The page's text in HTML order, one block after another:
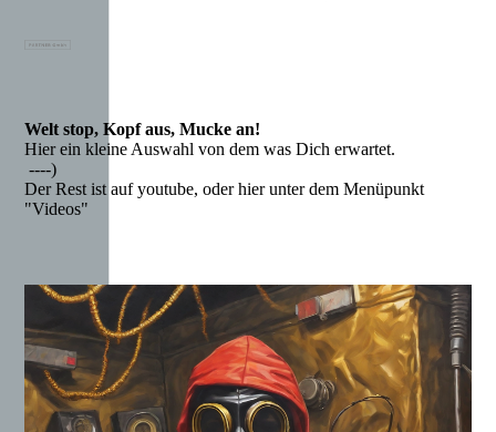
Welt stop, Kopf aus, Mucke an!
Hier ein kleine Auswahl von dem was Dich erwartet.
----)
Der Rest ist auf youtube, oder hier unter dem Menüpunkt
"Videos"